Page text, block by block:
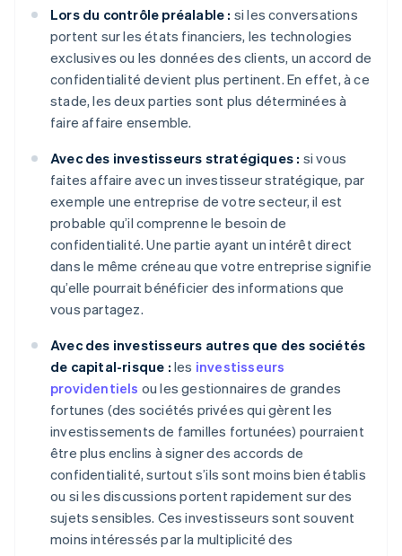
Lors du contrôle préalable : si les conversations
portent sur les états financiers, les technologies
exclusives ou les données des clients, un accord de
confidentialité devient plus pertinent. En effet, à ce
stade, les deux parties sont plus déterminées à
faire affaire ensemble.
Avec des investisseurs stratégiques : si vous
faites affaire avec un investisseur stratégique, par
exemple une entreprise de votre secteur, il est
probable qu’il comprenne le besoin de
confidentialité. Une partie ayant un intérêt direct
dans le même créneau que votre entreprise signifie
qu’elle pourrait bénéficier des informations que
vous partagez.
Avec des investisseurs autres que des sociétés
de capital-risque : les investisseurs
providentiels ou les gestionnaires de grandes
fortunes (des sociétés privées qui gèrent les
investissements de familles fortunées) pourraient
être plus enclins à signer des accords de
confidentialité, surtout s’ils sont moins bien établis
ou si les discussions portent rapidement sur des
sujets sensibles. Ces investisseurs sont souvent
moins intéressés par la multiplicité des